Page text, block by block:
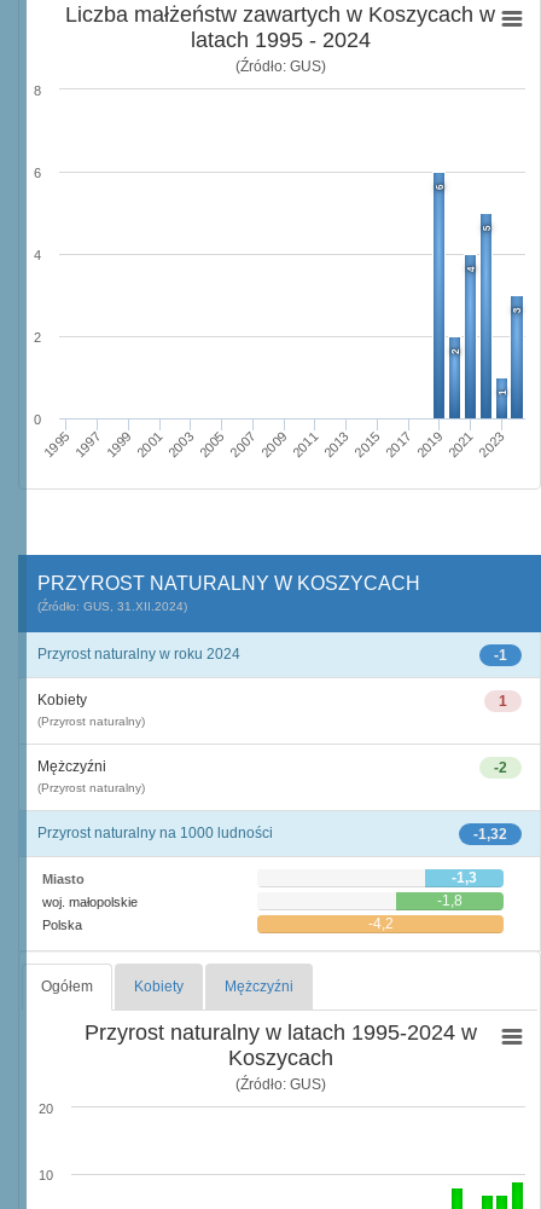
Liczba małżeństw zawartych w Koszycach w
latach 1995 - 2024
(Źródło: GUS)
6
2
4
5
1
3
1995 1997 1999 20012003 2005 2007 2009 20112013 2015 2017 2019 20212023
0
2
4
6
8
PRZYROST NATURALNY W KOSZYCACH
(Źródło: GUS, 31.XII.2024)
-1
Przyrost naturalny w roku 2024
1
Kobiety
(Przyrost naturalny)
-2
Mężczyźni
(Przyrost naturalny)
-1,32
Przyrost naturalny na 1000 ludności
Miasto -1,3
woj. małopolskie -1,8
Polska -4,2
Ogółem Kobiety Mężczyźni
Przyrost naturalny w latach 1995-2024 w
Koszycach
(Źródło: GUS)
10
20